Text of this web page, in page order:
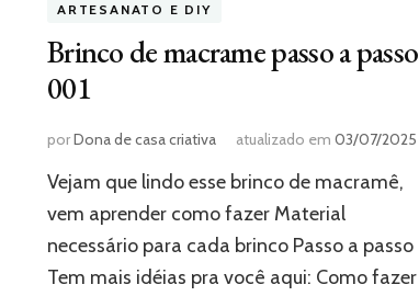
ARTESANATO E DIY
Brinco de macrame passo a passo
001
porDona de casa criativa atualizado em 03/07/2025
Vejam que lindo esse brinco de macramê,
vem aprender como fazer Material
necessário para cada brinco Passo a passo
Tem mais idéias pra você aqui: Como fazer